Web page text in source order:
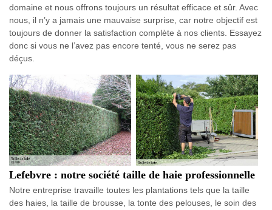
domaine et nous offrons toujours un résultat efficace et sûr. Avec
nous, il n’y a jamais une mauvaise surprise, car notre objectif est
toujours de donner la satisfaction complète à nos clients. Essayez
donc si vous ne l’avez pas encore tenté, vous ne serez pas
déçus.
Lefebvre : notre société taille de haie professionnelle
Notre entreprise travaille toutes les plantations tels que la taille
des haies, la taille de brousse, la tonte des pelouses, le soin des